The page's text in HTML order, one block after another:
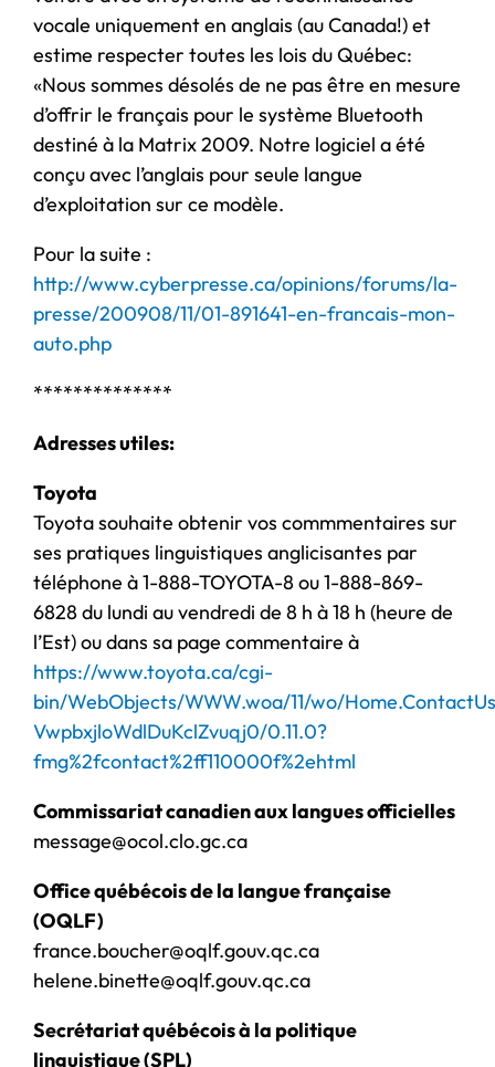
vocale uniquement en anglais (au Canada!) et
estime respecter toutes les lois du Québec:
«Nous sommes désolés de ne pas être en mesure
d’offrir le français pour le système Bluetooth
destiné à la Matrix 2009. Notre logiciel a été
conçu avec l’anglais pour seule langue
d’exploitation sur ce modèle.
Pour la suite :
http://www.cyberpresse.ca/opinions/forums/la-
presse/200908/11/01-891641-en-francais-mon-
auto.php
**************
Adresses utiles:
Toyota
Toyota souhaite obtenir vos commmentaires sur
ses pratiques linguistiques anglicisantes par
téléphone à 1-888-TOYOTA-8 ou 1-888-869-
6828 du lundi au vendredi de 8 h à 18 h (heure de
l’Est) ou dans sa page commentaire à
https://www.toyota.ca/cgi-
bin/WebObjects/WWW.woa/11/wo/
VwpbxjloWdlDuKclZvuqj0/0.11.0?
fmg%2fcontact%2ff110000f%2ehtml
Commissariat canadien aux langues officielles
message@ocol.clo.gc.ca
Office québécois de la langue française
(OQLF)
france.boucher@oqlf.gouv.qc.ca
helene.binette@oqlf.gouv.qc.ca
Secrétariat québécois à la politique
linguistique (SPL)